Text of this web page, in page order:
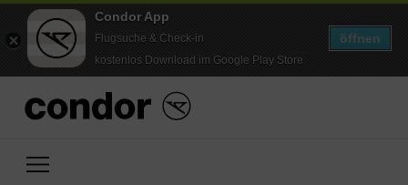
Condor App
Flugsuche & Check-in
kostenlos Download im Google Play Store
öffnen